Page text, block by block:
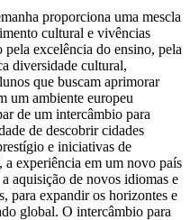
proporciona uma mescla
cultural e vivências
excelência do ensino, pela
diversidade cultural,
que buscam aprimorar
um ambiente europeu
de um intercâmbio para
de descobrir cidades
e iniciativas de
experiência em um novo país
aquisição de novos idiomas e
para expandir os horizontes e
global. O intercâmbio para